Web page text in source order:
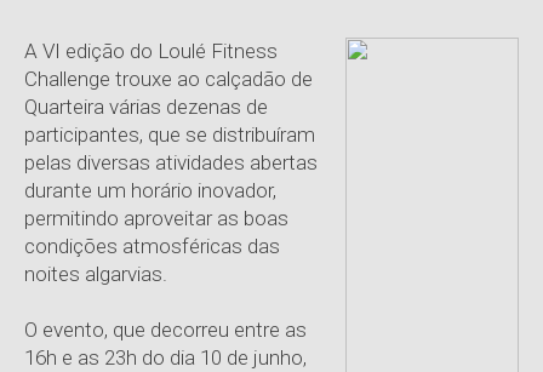
A VI edição do Loulé Fitness
Challenge trouxe ao calçadão de
Quarteira várias dezenas de
participantes, que se distribuíram
pelas diversas atividades abertas
durante um horário inovador,
permitindo aproveitar as boas
condições atmosféricas das
noites algarvias.
O evento, que decorreu entre as
16h e as 23h do dia 10 de junho,